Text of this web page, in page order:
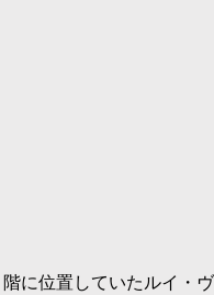
に位置していたルイ・ヴ